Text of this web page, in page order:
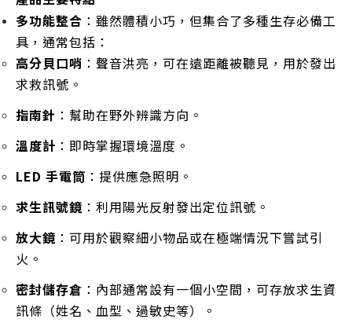
多功能整合 ：雖然體積小巧，但集合了多種生存必備工
具，通常包括：
高分貝口哨 ：聲音洪亮，可在遠距離被聽見，用於發出
求救訊號。
指南針 ：幫助在野外辨識方向。
溫度計 ：即時掌握環境溫度。
LED 手電筒 ：提供應急照明。
求生訊號鏡 ：利用陽光反射發出定位訊號。
放大鏡 ：可用於觀察細小物品或在極端情況下嘗試引
火。
密封儲存倉 ：內部通常設有一個小空間，可存放求生資
訊條（姓名、血型、過敏史等）。